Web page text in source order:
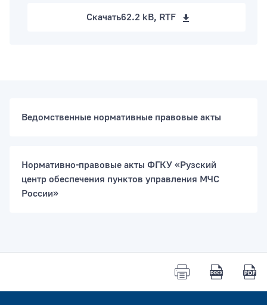
Скачать62.2 kB, RTF
Ведомственные нормативные правовые акты
Нормативно-правовые акты ФГКУ «Рузский
центр обеспечения пунктов управления МЧС
России»